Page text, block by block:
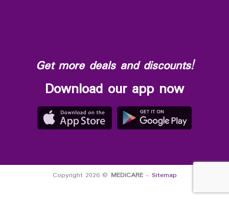
Get more deals and discounts!
Download our app now
Copyright 2026 © MEDiCARE- Sitemap